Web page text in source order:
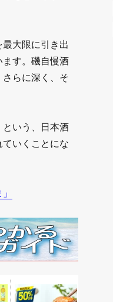
大限に引き出
す。磯自慢酒
らに深く、そ
いう、日本酒
いくことにな